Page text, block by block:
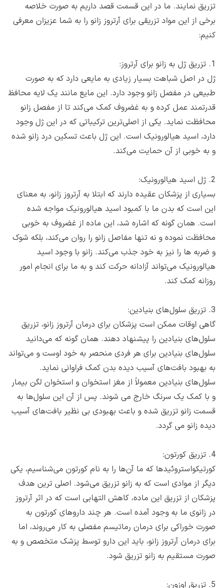
تزریق نمایند. ما در این قسمت قصد داریم به صورت خلاصه
برخی از این مواد تزریقی برای آرتروز زانو را به شما عزیزان معرفی
کنیم:
1. تزریق ژل به زانو برای آرتروز:
ژل در اصل شباهت بسیار زیادی به مایعی دارد که به صورت
طبیعی در مفصل زانو وجود دارد. این مایع مانند یک لایه محافظ
قدرتمند عمل کرده و به غضروف کمک می‌کند تا از مفصل زانو
محافظت نماید. یکی از اصلی‌ترین ترکیباتی که در این ژل وجود
دارد، اسید هیالورونیک است. این ژل باعث تسکین درد زانو شده
و به خوبی از آن حمایت می‌کند.
2. ژل اسید هیالورونیک:
بسیاری از پزشکان عقیده دارند که ابتلا به آرتروز زانو، به معنای
این است که بدن ما با کمبود اسید هیالورونیک مواجه شده
است. همان گونه که اشاره شد، این ماده از غضروف به خوبی
محافظت نموده و نه تنها مفاصل زانو را روان می‌کند، بلکه شوک
و ضربه ها را نیز به خود جذب می‌کند. زانو با وجود اسید
هیالورونیک می‌تواند آزادانه حرکت کند و به ما برای انجام امور
روزانه کمک کند.
3. تزریق سلول‌های بنیادین:
گاهی اوقات ممکن است پزشکان برای درمان آرتروز زانو، تزریق
سلول‌های بنیادین را پیشنهاد دهند.‌ همان گونه که می‌دانید
سلول‌های بنیادین برای هر فردی منحصر به خود اوست و می‌تواند
به بهبود بافت‌های آسیب دیده بدن کمک فراوانی نماید.
سلول‌های بنیادین معمولاً از مغز استخوان و استخوان لگن بیمار
و با کمک یک سرنگ خارج می شوند. پس از آن این سلول‌ها به
قسمت زانو تزریق شده و باعث بهبودی بی نظیر بافت‌های آسیب
دیده زانو می گردد.
4. تزریق کورتون:
کورتیکواستروئیدها که ما آن‌ها را به نام کورتون می‌شناسیم، یکی
دیگر از موادی است که به زانو تزریق می‌شود. اصلی ترین هدف
پزشکان از تزریق این ماده، کاهش التهابی است که در اثر آرتروز
در زانوی ما به وجود آمده است.‌ هر چند داروهای کورتون به
صورت خوراکی برای درمان رماتیسم مفصلی به کار می‌روند، اما
برای درمان آرتروز زانو، باید این دارو توسط پزشک متخصص و به
صورت مستقیم به زانو تزریق شود.
5. تزریق اوزون: